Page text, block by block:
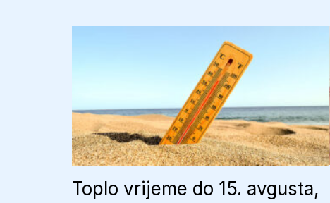
Toplo vrijeme do 15. avgusta,